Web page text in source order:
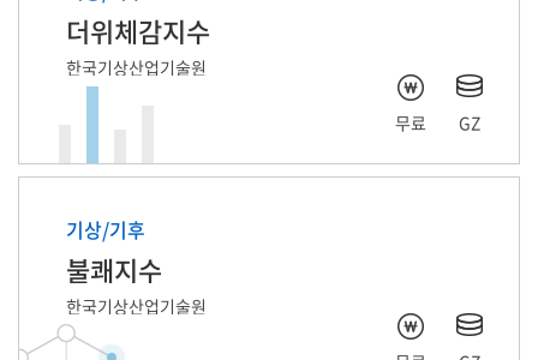
더위체감지수
한국기상산업기술원
무료 GZ
기상/기후
불쾌지수
한국기상산업기술원